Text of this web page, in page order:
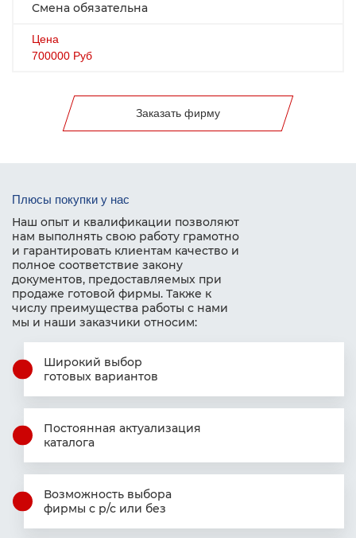
Смена обязательна
Цена
700000 Руб
Заказать фирму
Плюсы покупки у нас
Наш опыт и квалификации позволяют
нам выполнять свою работу грамотно
и гарантировать клиентам качество и
полное соответствие закону
документов, предоставляемых при
продаже готовой фирмы. Также к
числу преимущества работы с нами
мы и наши заказчики относим:
Широкий выбор
готовых вариантов
Постоянная актуализация
каталога
Возможность выбора
фирмы с р/с или без